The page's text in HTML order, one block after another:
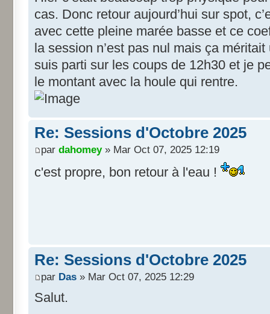
cas. Donc retour aujourd’hui sur spot,
avec cette pleine marée basse et ce
la session n’est pas nul mais ça
suis parti sur les coups de 12h30 et je
le montant avec la houle qui rentre.
Re: Sessions d'Octobre 2025
par dahomey» Mar Oct 07, 2025 12:19
c'est propre, bon retour à l'eau !
Re: Sessions d'Octobre 2025
par Das » Mar Oct 07, 2025 12:29
Salut.